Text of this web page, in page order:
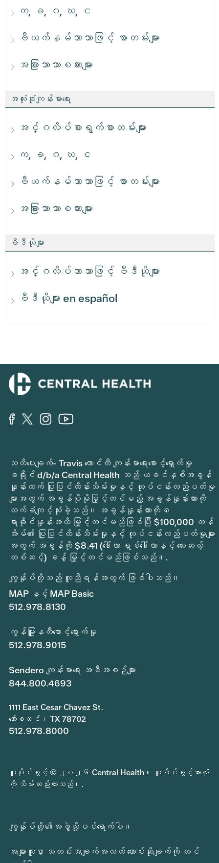
က, ခ, ဂ, ဃ, င
ဗီယက်နမ်ဘာသာဖြင့် စာတမ်းများ
အခြားဘာသာစကားများ
အလုံးစုံကျန်းမာရေး
အင်္ဂလိပ်စာရွက်စာတမ်းများ
က, ခ, ဂ, ဃ, င
ဗီယက်နမ်ဘာသာဖြင့် စာတမ်းများ
အခြားဘာသာစကားများ
ဗီဒီယိုများ
အင်္ဂလိပ်ဘာသာဖြင့် ဗီဒီယိုများ
ဗီဒီယိုများ en español
သတိပေးချက်- Travis ကောင်တီ ကျန်းမာရေးစောင့်ရှောက်မှု
ခရိုင် d/b/a Central Health သည် ယခင်နှစ်အခွန်
နှုန်းထက် ပြုပြင်ထိန်းသိမ်းမှုနှင့် လုပ်ငန်းလည်ပတ်မှု
များအတွက် အခွန်ပိုမိုမြှင့်တင်မည့် အခွန်နှုန်းထားကို
လက်ခံကျင့်သုံးခဲ့သည်။ အခွန်နှုန်းထားကို ၈
ရာခိုင်နှုန်းအထိ မြှင့်တင်မည်ဖြစ်ပြီး $100,000 တန်
အိမ်၏ ပြုပြင်ထိန်းသိမ်းမှုနှင့် လုပ်ငန်းလည်ပတ်မှုများ
အတွက် အခွန်ကို $8.41 (ဒေါ်လာ ရှစ်ဒေါ်လာနှင့် လေးဆယ့်
တစ်ဆင့်) ခန့် မြှင့်တင်မည်ဖြစ်သည်။.
ကျွန်ုပ်တို့သည် ကူညီရန်အတွက် ဖြစ်ပါသည်။
MAP နှင့် MAP Basic
512.978.8130
ကွန်မြူနတီစောင့်ရှောက်မှု
512.978.9015
Sendero ကျန်းမာရေး အစီအစဉ်များ
844.800.4693
1111 East Cesar Chavez St.
အော်စတင်၊ TX 78702
512.978.8000
မူပိုင်ခွင့် © ၂၀၂၆ Central Health။ မူပိုင်ခွင့်အားလုံး
ကို သိမ်းဆည်းထားသည်။.
ကျွန်ုပ်တို့၏အဖွဲ့သို့ဝင်ရောက်ပါ။
အများသူငှာ သတင်းအချက်အလတ် တောင်းဆိုချက်ကို တင်